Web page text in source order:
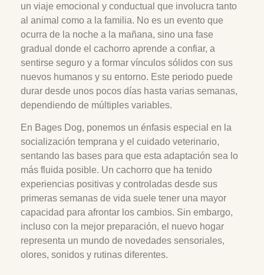
un viaje emocional y conductual que involucra tanto
al animal como a la familia. No es un evento que
ocurra de la noche a la mañana, sino una fase
gradual donde el cachorro aprende a confiar, a
sentirse seguro y a formar vínculos sólidos con sus
nuevos humanos y su entorno. Este periodo puede
durar desde unos pocos días hasta varias semanas,
dependiendo de múltiples variables.
En Bages Dog, ponemos un énfasis especial en la
socialización temprana y el cuidado veterinario,
sentando las bases para que esta adaptación sea lo
más fluida posible. Un cachorro que ha tenido
experiencias positivas y controladas desde sus
primeras semanas de vida suele tener una mayor
capacidad para afrontar los cambios. Sin embargo,
incluso con la mejor preparación, el nuevo hogar
representa un mundo de novedades sensoriales,
olores, sonidos y rutinas diferentes.